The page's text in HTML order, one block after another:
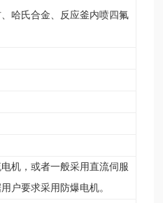
哈氏合金、反应釜内喷四氟
机，或者一般采用直流伺服
户要求采用防爆电机。